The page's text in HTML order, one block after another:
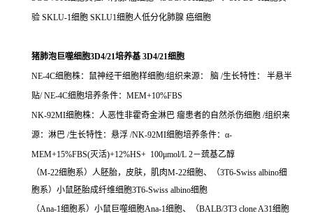
验 SKLU-1细胞 SKLU1细胞人低分化肺腺 癌细胞
猪肺泡巨噬细胞3D4/21培养基 3D4/21细胞
NE-4C细胞株：鼠神经干细胞样细胞/组织来源： 脑 /生长特性： 半悬半
贴/ NE-4C细胞培养条件：MEM+10%FBS
NK-92MI细胞株：人恶性非霍奇金淋巴 瘤患者的自然杀伤细胞 /组织来
源：淋巴 /生长特性：悬浮 /NK-92MI细胞培养条件：α-
MEM+15%FBS(灭活)+12%HS+ 100μmol/L 2－巯基乙醇
（M-22细胞系）人胚胎，皮肤，肌肉M-22细胞、（3T6-Swiss albino细
胞系）小鼠胚胎成纤维细胞3T6-Swiss albino细胞
（Ana-1细胞系）小鼠巨噬细胞Ana-1细胞、（BALB/3T3 clone A31细胞